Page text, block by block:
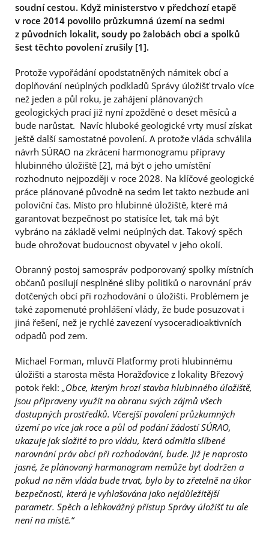
soudní cestou. Když ministerstvo v předchozí etapě
v roce 2014 povolilo průzkumná území na sedmi
z původních lokalit, soudy po žalobách obcí a spolků
šest těchto povolení zrušily [1].
Protože vypořádání opodstatněných námitek obcí a
doplňování neúplných podkladů Správy úložišť trvalo více
než jeden a půl roku, je zahájení plánovaných
geologických prací již nyní zpožděné o deset měsíců a
bude narůstat. Navíc hluboké geologické vrty musí získat
ještě další samostatné povolení. A protože vláda schválila
návrh SÚRAO na zkrácení harmonogramu přípravy
hlubinného úložiště [2], má být o jeho umístění
rozhodnuto nejpozději v roce 2028. Na klíčové geologické
práce plánované původně na sedm let takto nezbude ani
poloviční čas. Místo pro hlubinné úložiště, které má
garantovat bezpečnost po statisíce let, tak má být
vybráno na základě velmi neúplných dat. Takový spěch
bude ohrožovat budoucnost obyvatel v jeho okolí.
Obranný postoj samospráv podporovaný spolky místních
občanů posilují nesplněné sliby politiků o narovnání práv
dotčených obcí při rozhodování o úložišti. Problémem je
také zapomenuté prohlášení vlády, že bude posuzovat i
jiná řešení, než je rychlé zavezení vysoceradioaktivních
odpadů pod zem.
Michael Forman, mluvčí Platformy proti hlubinnému
úložišti a starosta města Horažďovice z lokality Březový
potok řekl: „Obce, kterým hrozí stavba hlubinného úložiště,
jsou připraveny využít na obranu svých zájmů všech
dostupných prostředků. Včerejší povolení průzkumných
území po více jak roce a půl od podání žádostí SÚRAO,
ukazuje jak složité to pro vládu, která odmítla slíbené
narovnání práv obcí při rozhodování, bude. Již je naprosto
jasné, že plánovaný harmonogram nemůže byt dodržen a
pokud na něm vláda bude trvat, bylo by to zřetelně na úkor
bezpečnosti, která je vyhlašována jako nejdůležitější
parametr. Spěch a lehkovážný přístup Správy úložišť tu ale
není na místě.“